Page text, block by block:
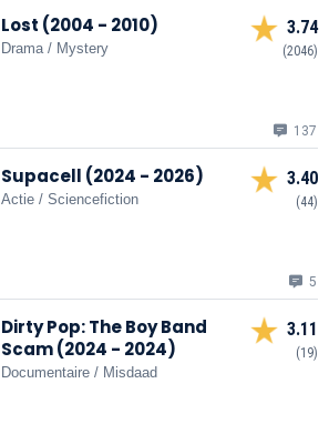
Lost (2004 - 2010)
Drama / Mystery
3.74
(2046)
137
Supacell (2024 - 2026)
Actie / Sciencefiction
3.40
(44)
5
Dirty Pop: The Boy Band
Scam (2024 - 2024)
Documentaire / Misdaad
3.11
(19)